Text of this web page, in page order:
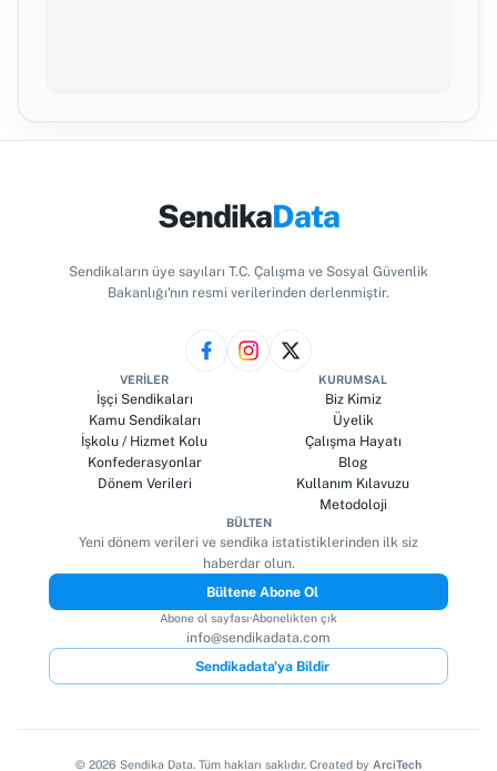
SendikaData
Sendikaların üye sayıları T.C. Çalışma ve Sosyal Güvenlik
Bakanlığı'nın resmi verilerinden derlenmiştir.
VERILER
İşçi Sendikaları
Kamu Sendikaları
İşkolu / Hizmet Kolu
Konfederasyonlar
Dönem Verileri
KURUMSAL
Biz Kimiz
Üyelik
Çalışma Hayatı
Blog
Kullanım Kılavuzu
Metodoloji
BÜLTEN
Yeni dönem verileri ve sendika istatistiklerinden ilk siz
haberdar olun.
Bültene Abone Ol
Abone ol sayfası·Abonelikten çık
info@sendikadata.com
Sendikadata'ya Bildir
© 2026 Sendika Data. Tüm hakları saklıdır. Created by ArciTech